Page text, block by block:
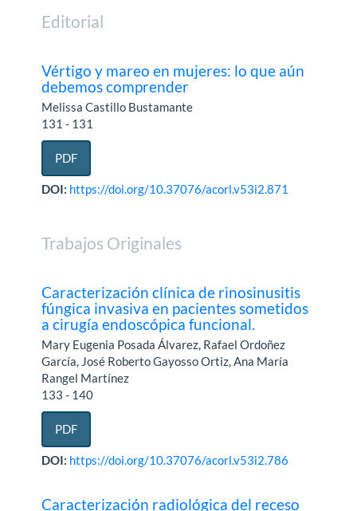
Editorial
Vértigo y mareo en mujeres: lo que aún
debemos comprender
Melissa Castillo Bustamante
131 - 131
PDF
DOI: https://doi.org/10.37076/acorl.v53i2.871
Trabajos Originales
Caracterización clínica de rinosinusitis
fúngica invasiva en pacientes sometidos
a cirugía endoscópica funcional.
Mary Eugenia Posada Álvarez, Rafael Ordoñez
García, José Roberto Gayosso Ortiz, Ana María
Rangel Martínez
133 - 140
PDF
DOI: https://doi.org/10.37076/acorl.v53i2.786
Caracterización radiológica del receso